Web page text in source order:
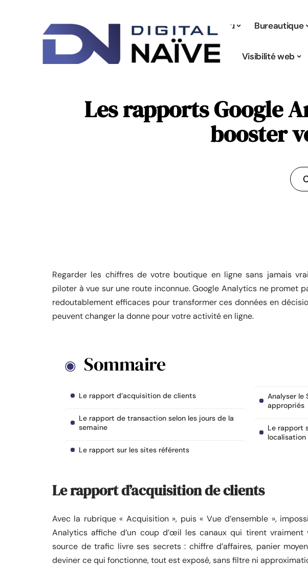
Actu Bureautique
IT Visibilité web
Les rapports Google
booster
Regarder les chiffres de votre boutique en ligne sans jamais
piloter à vue sur une route inconnue. Google Analytics ne promet
redoutablement efficaces pour transformer ces données en
peuvent changer la donne pour votre activité en ligne.
Sommaire
Le rapport d’acquisition de clients
Le rapport de transaction selon les jours de la
semaine
Le rapport sur les sites référents
Analyser le
appropriés
Le rapport
localisation
Le rapport d’acquisition de clients
Avec la rubrique « Acquisition », puis « Vue d’ensemble »,
Analytics affiche d’un coup d’œil les canaux qui tirent vraiment
source de trafic livre ses secrets : chiffre d’affaires, panier
deviner ce qui fonctionne, tout est exposé, sans filtre ni